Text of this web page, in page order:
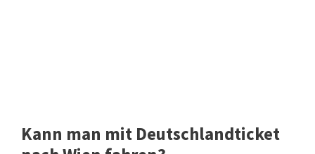
Kann man mit Deutschlandticket